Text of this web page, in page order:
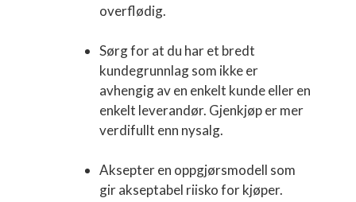
overflødig.
Sørg for at du har et bredt
kundegrunnlag som ikke er
avhengig av en enkelt kunde eller en
enkelt leverandør. Gjenkjøp er mer
verdifullt enn nysalg.
Aksepter en oppgjørsmodell som
gir akseptabel riisko for kjøper.